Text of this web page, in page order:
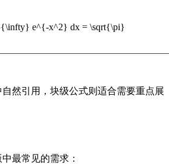
e^{-x^2} dx = \sqrt{\pi}
然引用，块级公式则适合需要重点展
最常见的需求：